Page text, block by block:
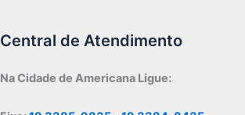
Central de Atendimento
Na Cidade de Americana Ligue: